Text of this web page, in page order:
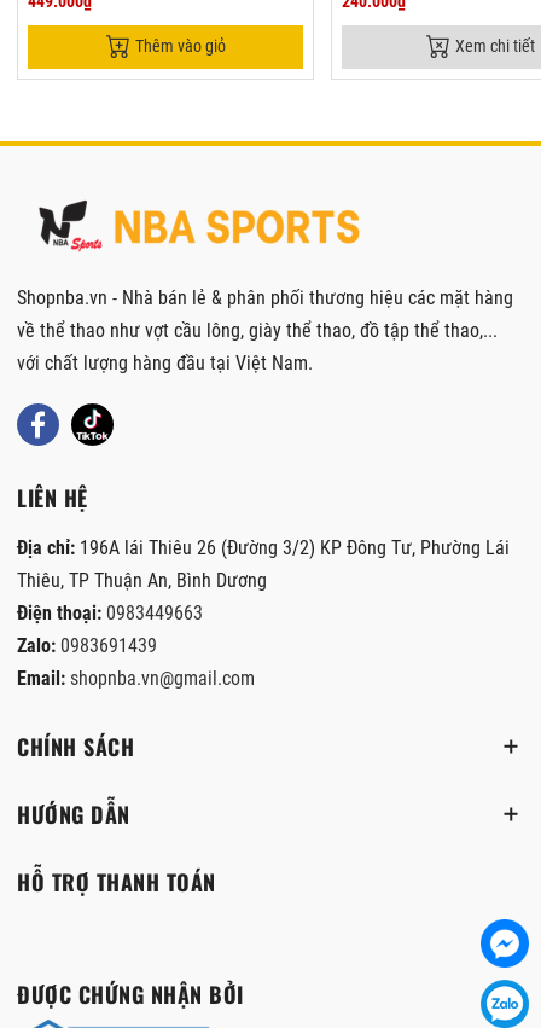
Thêm vào giỏ Xem chi tiết
Shopnba.vn - Nhà bán lẻ & phân phối thương hiệu các mặt hàng
về thể thao như vợt cầu lông, giày thể thao, đồ tập thể thao,...
với chất lượng hàng đầu tại Việt Nam.
LIÊN HỆ
Địa chỉ: 196A lái Thiêu 26 (Đường 3/2) KP Đông Tư, Phường Lái
Thiêu, TP Thuận An, Bình Dương
Điện thoại: 0983449663
Zalo: 0983691439
Email: shopnba.vn@gmail.com
CHÍNH SÁCH
HƯỚNG DẪN
HỖ TRỢ THANH TOÁN
ĐƯỢC CHỨNG NHẬN BỞI